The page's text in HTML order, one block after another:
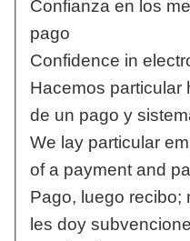
Confianza en los
pago
Confidence in
Hacemos particular
de un pago y
We lay particular
of a payment and
Pago, luego recibo;
les doy